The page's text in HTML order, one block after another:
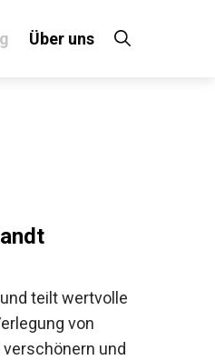
Über uns
teilt wertvolle
von
verschönern und